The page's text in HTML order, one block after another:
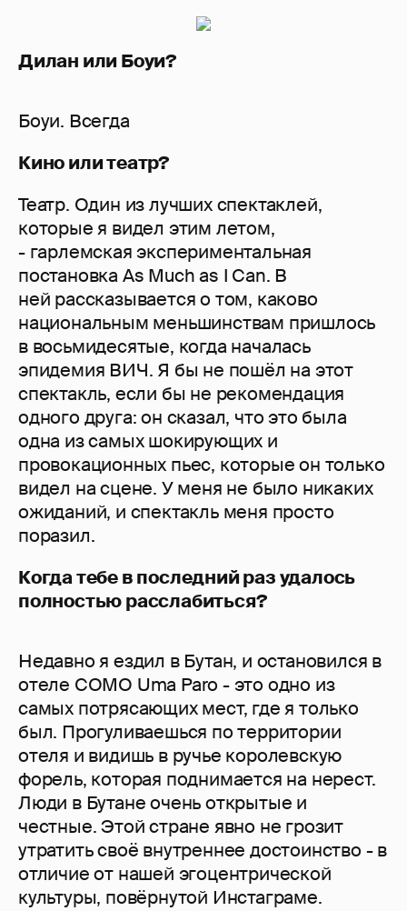
Дилан или Боуи?
Боуи. Всегда
Кино или театр?
Театр. Один из лучших спектаклей,
которые я видел этим летом,
- гарлемская экспериментальная
постановка As Much as I Can. В
ней рассказывается о том, каково
национальным меньшинствам пришлось
в восьмидесятые, когда началась
эпидемия ВИЧ. Я бы не пошёл на этот
спектакль, если бы не рекомендация
одного друга: он сказал, что это была
одна из самых шокирующих и
провокационных пьес, которые он только
видел на сцене. У меня не было никаких
ожиданий, и спектакль меня просто
поразил.
Когда тебе в последний раз удалось
полностью расслабиться?
Недавно я ездил в Бутан, и остановился в
отеле COMO Uma Paro - это одно из
самых потрясающих мест, где я только
был. Прогуливаешься по территории
отеля и видишь в ручье королевскую
форель, которая поднимается на нерест.
Люди в Бутане очень открытые и
честные. Этой стране явно не грозит
утратить своё внутреннее достоинство - в
отличие от нашей эгоцентрической
культуры, повёрнутой Инстаграме.